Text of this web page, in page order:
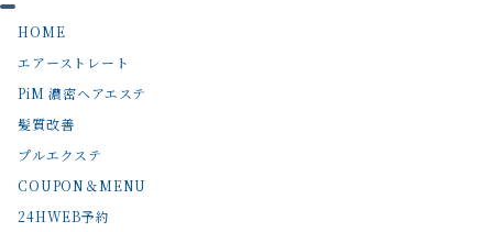
HOME
エアーストレート
PiM 濃密ヘアエステ
髪質改善
プルエクステ
COUPON＆MENU
24HWEB予約